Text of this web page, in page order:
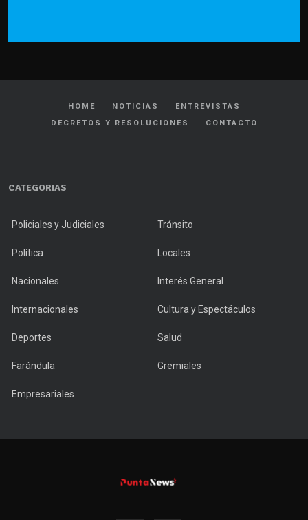
HOME NOTICIAS
ENTREVISTAS
DECRETOS Y RESOLUCIONES
CONTACTO
CATEGORIAS
Policiales y Judiciales Tránsito
Política Locales
Nacionales Interés General
Internacionales Cultura y Espectáculos
Deportes Salud
Farándula Gremiales
Empresariales